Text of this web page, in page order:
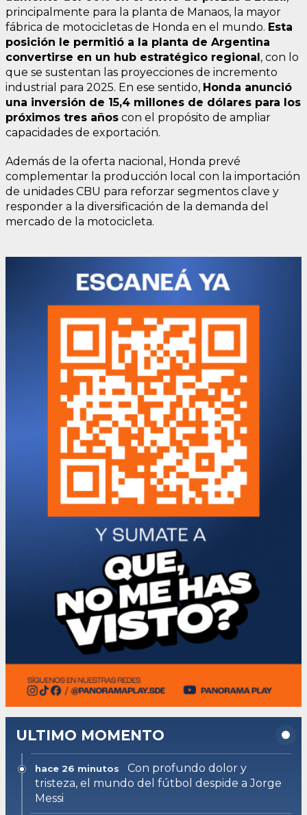
principalmente para la planta de Manaos, la mayor
fábrica de motocicletas de Honda en el mundo. Esta
posición le permitió a la planta de Argentina
convertirse en un hub estratégico regional, con lo
que se sustentan las proyecciones de incremento
industrial para 2025. En ese sentido, Honda anunció
una inversión de 15,4 millones de dólares para los
próximos tres años con el propósito de ampliar
capacidades de exportación.
Además de la oferta nacional, Honda prevé
complementar la producción local con la importación
de unidades CBU para reforzar segmentos clave y
responder a la diversificación de la demanda del
mercado de la motocicleta.
ULTIMO MOMENTO
hace 26 minutos
Con profundo dolor y
tristeza, el mundo del fútbol despide a Jorge
Messi